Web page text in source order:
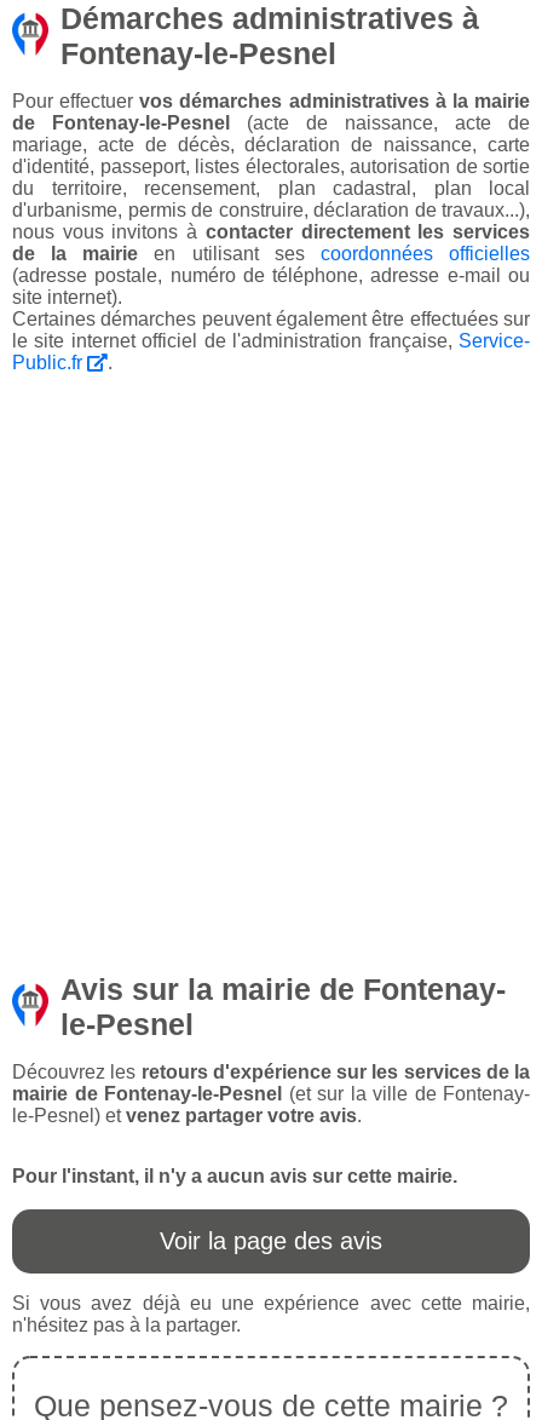
Démarches administratives à
Fontenay-le-Pesnel
Pour effectuervos démarches administratives à la mairie
de Fontenay-le-Pesnel
(acte de naissance, acte de
mariage, acte de décès, déclaration de naissance, carte
d'identité, passeport, listes électorales, autorisation de sortie
du territoire, recensement, plan cadastral, plan local
d'urbanisme, permis de construire, déclaration de travaux...),
nous vous invitons à contacter directement les services
de la mairie en utilisant ses coordonnées officielles
(adresse postale, numéro de téléphone, adresse e-mail ou
site internet).
Certaines démarches peuvent également être effectuées sur
le site internet officiel de l'administration française, Service-
Public.fr
.
Avis sur la mairie de Fontenay-
le-Pesnel
Découvrez les retours d'expérience sur les services de la
mairie de Fontenay-le-Pesnel
(et sur la ville de Fontenay-
le-Pesnel) etvenez partager votre avis.
Pour l'instant, il n'y a aucun avis sur cette mairie.
Voir la page des avis
Si vous avez déjà eu une expérience avec cette mairie,
n'hésitez pas à la partager.
Que pensez-vous de cette mairie ?